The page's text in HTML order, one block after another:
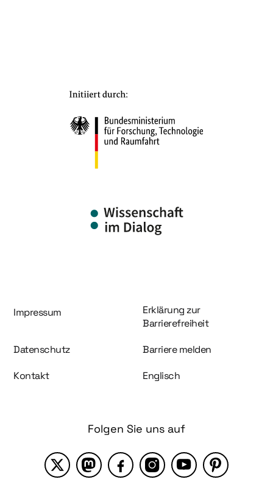
Information und Service
Impressum
Erklärung zur
Barrierefreiheit
Datenschutz Barriere melden
Kontakt Englisch
Folgen Sie uns auf